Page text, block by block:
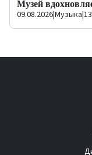
Музей
09.08.2026|Музыка|